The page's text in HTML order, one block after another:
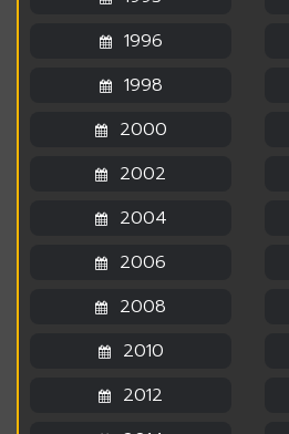
1996
1998
2000
2002
2004
2006
2008
2010
2012